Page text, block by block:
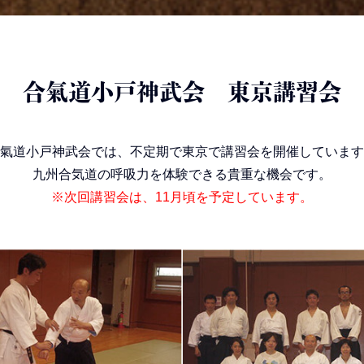
合氣道小戸神武会 東京講習会
道小戸神武会では、不定期で東京で講習会を開催していま
九州合気道の呼吸力を体験できる貴重な機会です。
※次回講習会は、11月頃を予定しています。